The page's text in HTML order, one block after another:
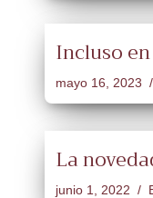
Incluso
mayo 16, 2023
La
junio 1, 2022